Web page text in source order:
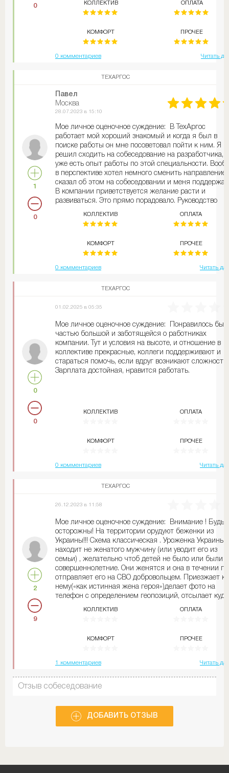
0 КОЛЛЕКТИВ
КОМФОРТ
ОПЛАТА
ПРОЧЕЕ
0 комментариев Читать
ТЕХАРГОС
1
0
Павел
Москва
28.07.2023 в 15:10
Мое личное оценочное суждение: В ТехАргос
работает мой хороший знакомый и когда я был в
поиске работы он мне посоветовал пойти к ним. Я
решил сходить на собеседование на разработчика,
уже есть опыт работы по этой специальности.
в перспективе хотел немного сменить
сказал об этом на собеседовании и меня
В компании приветствуется желание расти и
развиваться. Это прямо порадовало. Руководство
Для комфортной работы все есть. Проводят
корпоративные мероприятия. Из минусов: нет
все равно нужно быть. А так я в общем то всем
доволен. Зарплата достойная, платят стабильно, без
задержек
КОЛЛЕКТИВ
КОМФОРТ
ОПЛАТА
ПРОЧЕЕ
0 комментариев Читать
ТЕХАРГОС
0
0
01.02.2025 в 05:35
Мое личное оценочное суждение: Понравилось
частью большой и заботящейся о работниках
компании. Тут и условия на высоте, и отношение в
коллективе прекрасные, коллеги поддерживают и
стараться помочь, если вдруг возникают сложности.
Зарплата достойная, нравится работать.
КОЛЛЕКТИВ
КОМФОРТ
ОПЛАТА
ПРОЧЕЕ
0 комментариев Читать
ТЕХАРГОС
2
9
26.12.2023 в 11:58
Мое личное оценочное суждение: Внимание !
осторожны! На территории орудуют беженки из
Украины!!! Схема классическая . Уроженка Украины
находит не женатого мужчину (или уводит его из
семьи) , желательно чтоб детей не было или были
совершеннолетние. Они женятся и она в течении
отправляет его на СВО добровольцем. Приезжает к
нему(«как истинная жена героя»)делает фото на
телефон с определением геопозиций, отсылает куда
точкам, играет из себя дурочку и тянет время
документов отца, чтоб никто не мог написать
страшное, что и жизнь ребенка сжечь ставится под
угрозу… Пожалуйста будьте бдительны🙏 С
партнёр Крутикова Диана Андреевна - г. Ломоносов.
Двадцать второго декабря две тысячи двадцать
третьего года. Спасибо.
КОЛЛЕКТИВ
КОМФОРТ
ОПЛАТА
ПРОЧЕЕ
1 комментариев Читать
Отзыв собеседование
ДОБАВИТЬ ОТЗЫВ